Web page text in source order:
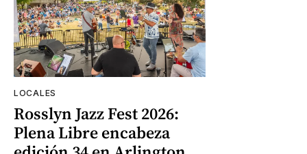
LOCALES
Rosslyn Jazz Fest 2026:
Plena Libre encabeza